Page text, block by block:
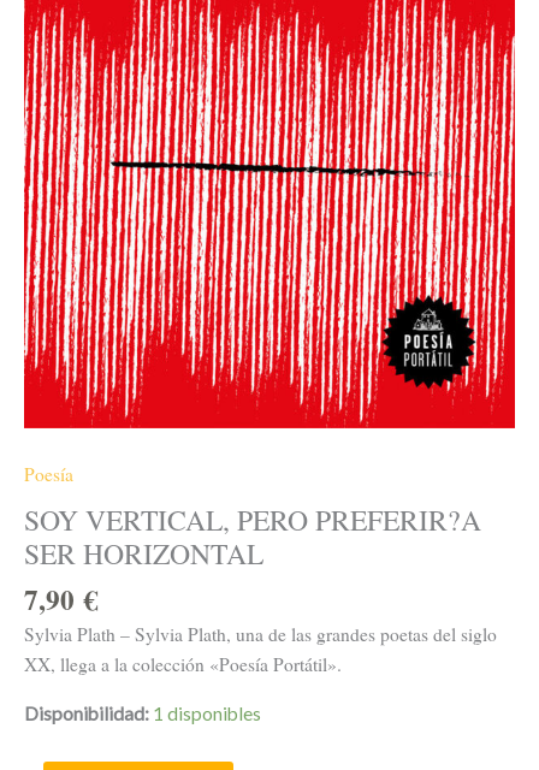
Poesía
SOY VERTICAL, PERO PREFERIR?A
SER HORIZONTAL
7,90€
Sylvia Plath – Sylvia Plath, una de las grandes poetas del siglo
XX, llega a la colección «Poesía Portátil».
Disponibilidad: 1 disponibles
HORIZONTAL
cantidad